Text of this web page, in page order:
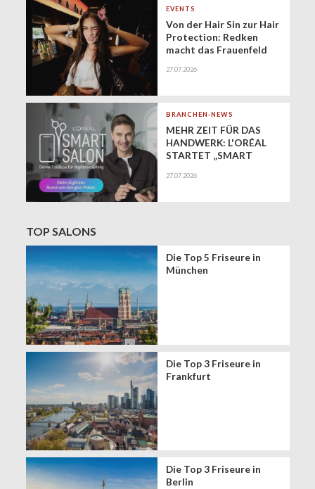
(Minijobs)
EVENTS
Von der Hair Sin zur Hair
Protection: Redken
macht das Frauenfeld
gesundes Haar
27.07.2026
BRANCHEN-NEWS
MEHR ZEIT FÜR DAS
HANDWERK: L'ORÉAL
STARTET „SMART
EXKLUSIVEN BUSINESS-
27.07.2026
TOP SALONS
Die Top 5 Friseure in
München
Die Top 3 Friseure in
Frankfurt
Die Top 3 Friseure in
Berlin